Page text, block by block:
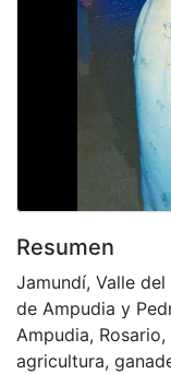
Previous
Resumen
Jamundí, Valle